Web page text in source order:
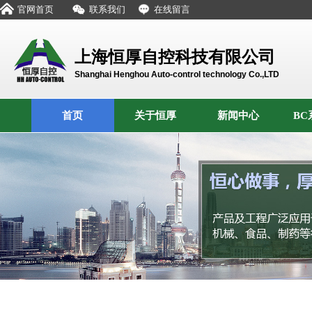
官网首页 联系我们 在线留言
上海恒厚自控科技有限公司
Shanghai Henghou Auto-control technology Co.,LTD
首页 关于恒厚 新闻中心 BC